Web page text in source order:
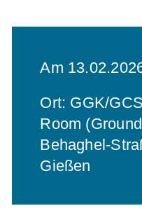
Am
Ort: GGK/
Room
Behaghel-
Gießen